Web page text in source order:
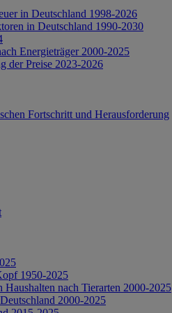
in Deutschland 1998-2026
in Deutschland 1990-2030
Energieträger 2000-2025
der Preise 2023-2026
Fortschritt und Herausforderung
1950-2025
Haushalten nach Tierarten 2000-2025
2000-2025